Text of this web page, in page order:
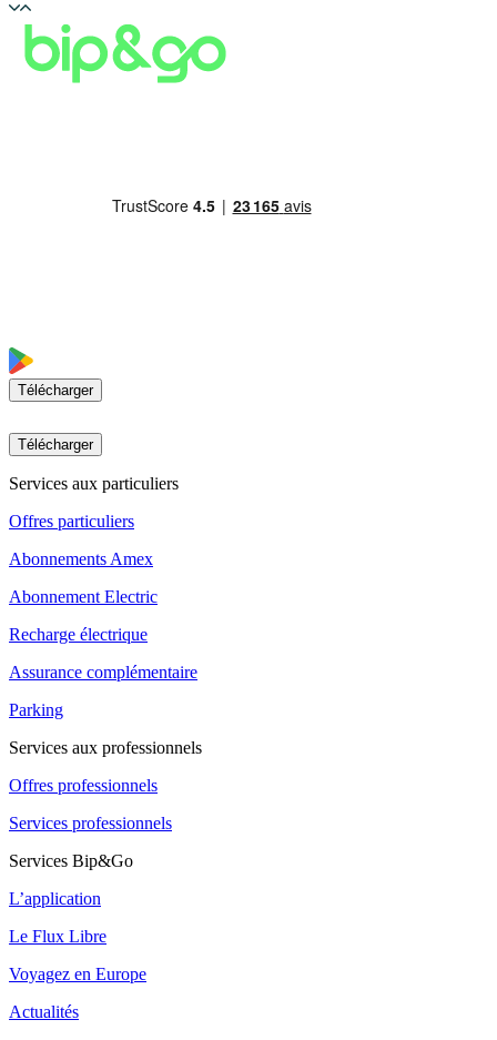
Télécharger
Télécharger
Services aux particuliers
Offres particuliers
Abonnements Amex
Abonnement Electric
Recharge électrique
Assurance complémentaire
Parking
Services aux professionnels
Offres professionnels
Services professionnels
Services Bip&Go
L’application
Le Flux Libre
Voyagez en Europe
Actualités